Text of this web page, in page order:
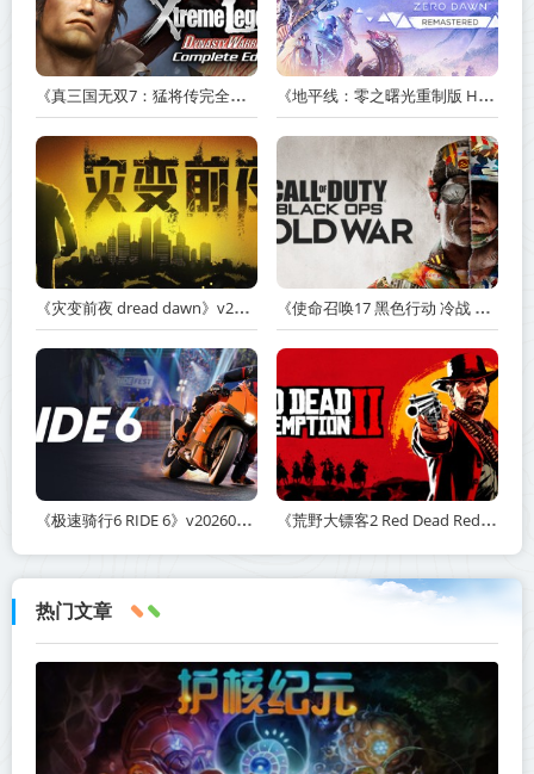
《真三国无双7：猛将传完全版 DYNASTY WARRIORS 7: Xtreme Legends Complete Edition》Build.3602035-免安装中文版【PC/手机双端】丨中文版 《地平线：零之曙光重制版 Horizon Zero Dawn Remastered》v1.5.89.0-送修改器丨中文版网盘下载
《灾变前夜 dread dawn》v20260530-免安装中文版丨中文版网盘下载 《使命召唤17 黑色行动 冷战 Call of Duty: Black Ops Cold War》v1.34.1.15931218-全DLC+送修改器丨中文版网盘下载
《极速骑行6 RIDE 6》v20260511-免安装中文版丨中文版网盘下载 《荒野大镖客2 Red Dead Redemption 2》v1491.50-打包mod+送修改器丨中文版网盘下载
热门文章